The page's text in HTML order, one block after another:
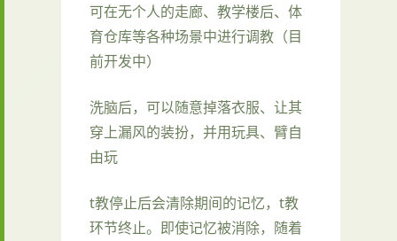
可在无个人的走廊、教学楼后、体
育仓库等各种场景中进行调教（目
前开发中）
洗脑后，可以随意掉落衣服、让其
穿上漏风的装扮，并用玩具、臂自
由玩
t教停止后会清除期间的记忆，t教
环节终止。即使记忆被消除，随着